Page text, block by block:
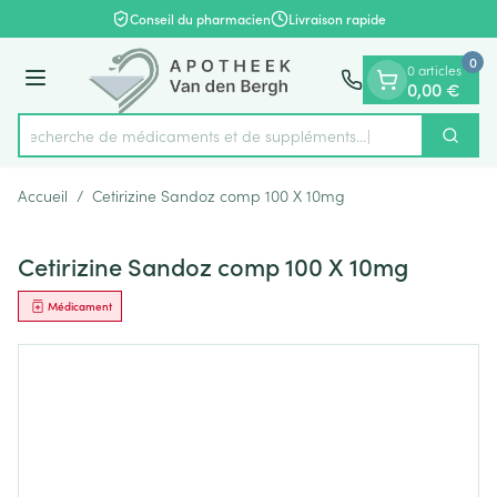
Aller au contenu
1 de 1Conseil du pharmacien Livraison rapide
Menu
Rechercher
Recherche de médicaments et de suppléments...
0 articles
0,00 €
0
Accueil / Cetirizine Sandoz comp 100 X 10mg
Cetirizine Sandoz comp 100 X 10mg
Médicament